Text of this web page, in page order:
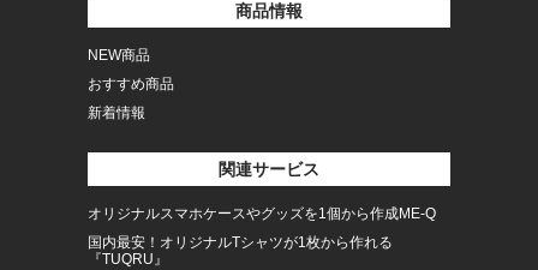
商品情報
NEW商品
おすすめ商品
新着情報
関連サービス
オリジナルスマホケースやグッズを1個から作成ME-Q
国内最安！オリジナルTシャツが1枚から作れる
『TUQRU』